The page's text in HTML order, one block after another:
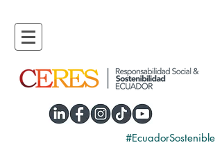
#EcuadorSostenible